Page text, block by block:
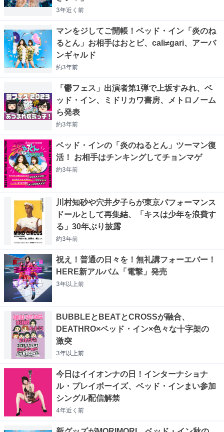
3年近く 前
マンをジしてご開帳！ベッド・イン「炎のね
るとん」お相手はおとビ、cali≠gari、アーバ
ンギャルド
約3年前
「鬱フェス」出演者第1弾で上坂すみれ、ベ
ッド・イン、ミドリカワ書房、メトロノーム
ら発表
約3年前
ベッド・インの「炎のねるとん」ツーマン復
活！ お相手はチンキングしてチョンマゲ
約3年前
川村知砂や穴井夕子らが東京パフォーマンス
ドールとして再集結、「キスは少年を浪費す
る」30年ぶり披露
約3年前
祝え！普通の日々を！無礼講フォーエバー！
HERE新アルバム「電撃」発売
3年以上前
BUBBLEとBEATとCROSSが融合、
DEATHRO×ベッド・イン×色々な十字架の
激突
3年以上前
今日はイイオンナの日！インターナショナ
ル・プレイボーイズ、ベッド・インまい参加
シングル配信解禁
4年近く 前